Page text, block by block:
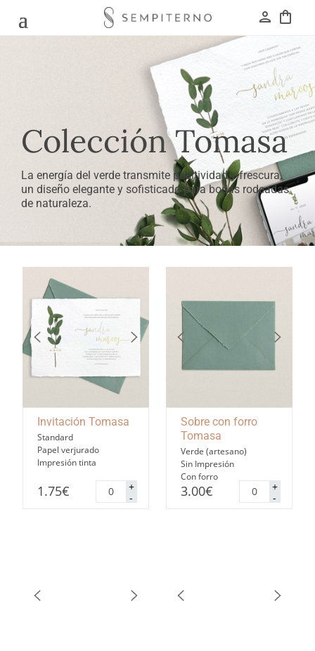
person shopping_bag
Colección Tomasa
La energía del verde transmite positividad y frescura,
un diseño elegante y sofisticado para bodas rodeadas
de naturaleza.
Invitación Tomasa
Standard
Papel verjurado
Impresión tinta
1.75€ -
Invitación
Tomasa
cantidad
+
Sobre con forro
Tomasa
Verde (artesano)
Sin Impresión
Con forro
3.00€ -
Sobre
con
forro
+